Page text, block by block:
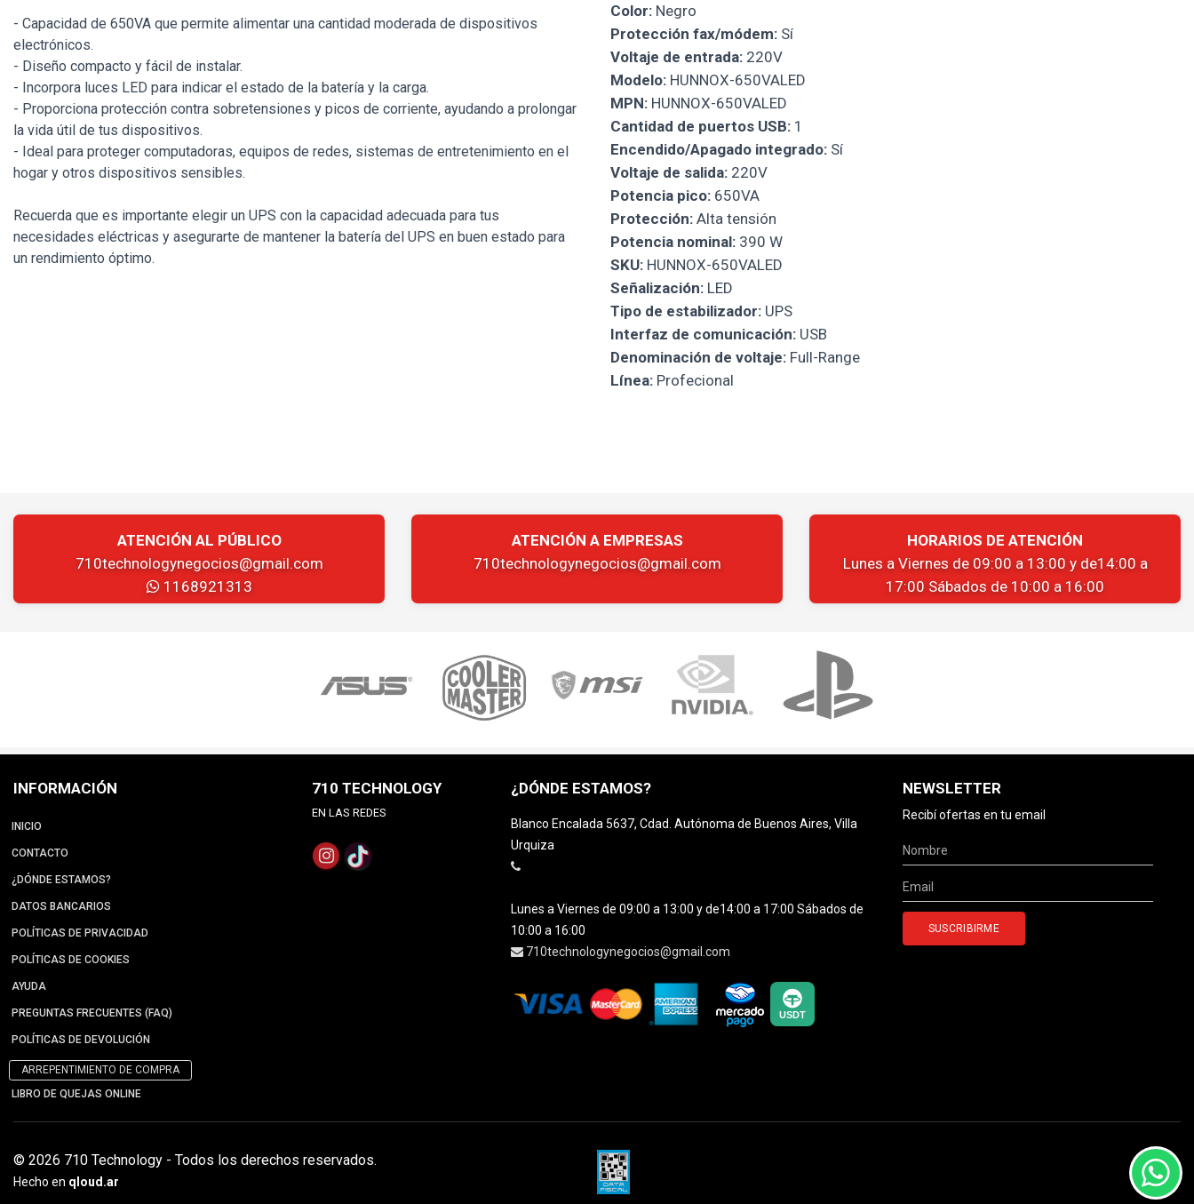
- Capacidad de 650VA que permite alimentar una cantidad moderada de dispositivos
electrónicos.
- Diseño compacto y fácil de instalar.
- Incorpora luces LED para indicar el estado de la batería y la carga.
- Proporciona protección contra sobretensiones y picos de corriente, ayudando a prolongar
la vida útil de tus dispositivos.
- Ideal para proteger computadoras, equipos de redes, sistemas de entretenimiento en el
hogar y otros dispositivos sensibles.
Recuerda que es importante elegir un UPS con la capacidad adecuada para tus
necesidades eléctricas y asegurarte de mantener la batería del UPS en buen estado para
un rendimiento óptimo.
Color: Negro
Protección fax/módem: Sí
Voltaje de entrada: 220V
Modelo: HUNNOX-650VALED
MPN: HUNNOX-650VALED
Cantidad de puertos USB: 1
Encendido/Apagado integrado: Sí
Voltaje de salida: 220V
Potencia pico: 650VA
Protección: Alta tensión
Potencia nominal: 390 W
SKU: HUNNOX-650VALED
Señalización: LED
Tipo de estabilizador: UPS
Interfaz de comunicación: USB
Denominación de voltaje: Full-Range
Línea: Profecional
ATENCIÓN AL PÚBLICO
710technologynegocios@gmail.com
1168921313
ATENCIÓN A EMPRESAS
710technologynegocios@gmail.com
HORARIOS DE ATENCIÓN
Lunes a Viernes de 09:00 a 13:00 y de14:00 a
17:00 Sábados de 10:00 a 16:00
INFORMACIÓN
INICIO
CONTACTO
¿DÓNDE ESTAMOS?
DATOS BANCARIOS
POLÍTICAS DE PRIVACIDAD
POLÍTICAS DE COOKIES
AYUDA
PREGUNTAS FRECUENTES (FAQ)
POLÍTICAS DE DEVOLUCIÓN
ARREPENTIMIENTO DE COMPRA
LIBRO DE QUEJAS ONLINE
710 TECHNOLOGY
EN LAS REDES
¿DÓNDE ESTAMOS?
Blanco Encalada 5637, Cdad. Autónoma de Buenos Aires, Villa
Urquiza
Lunes a Viernes de 09:00 a 13:00 y de14:00 a 17:00 Sábados de
10:00 a 16:00
710technologynegocios@gmail.com
NEWSLETTER
Recibí ofertas en tu email
© 2026 710 Technology - Todos los derechos reservados.
Hecho en qloud.ar